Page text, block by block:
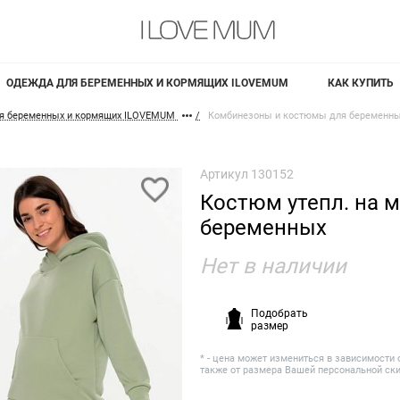
ОДЕЖДА ДЛЯ БЕРЕМЕННЫХ И КОРМЯЩИХ ILOVEMUM КАК КУПИТЬ
беременных и кормящих ILOVEMUM Комбинезоны и костюмы для
Артикул 130152
Костюм утепл. на
беременных
Нет в наличии
Подобрать
размер
* - цена может измениться в зависимости
также от размера Вашей персональной